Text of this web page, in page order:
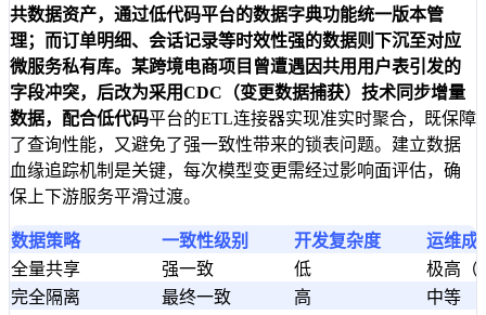
共数据资产，通过低代码平台的数据字典功能统一版本管
理；而订单明细、会话记录等时效性强的数据则下沉至对应
微服务私有库。某跨境电商项目曾遭遇因共用用户表引发的
字段冲突，后改为采用CDC（变更数据捕获）技术同步增量
数据，配合低代码平台的ETL连接器实现准实时聚合，既保障
了查询性能，又避免了强一致性带来的锁表问题。建立数据
血缘追踪机制是关键，每次模型变更需经过影响面评估，确
保上下游服务平滑过渡。
数据策略 一致性级别 开发复杂度
运维成
全量共享
强一致 低
极高（
完全隔离
最终一致 高
中等